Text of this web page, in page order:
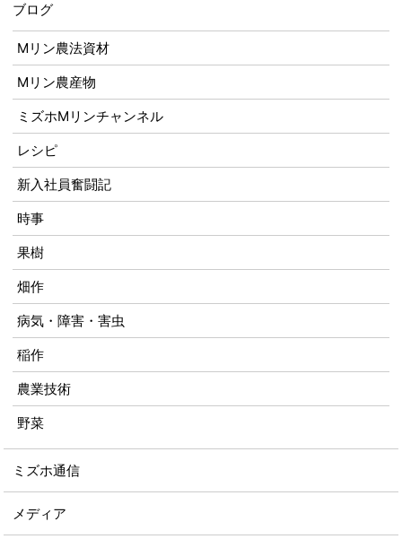
ブログ
Mリン農法資材
Mリン農産物
ミズホMリンチャンネル
レシピ
新入社員奮闘記
時事
果樹
畑作
病気・障害・害虫
稲作
農業技術
野菜
ミズホ通信
メディア